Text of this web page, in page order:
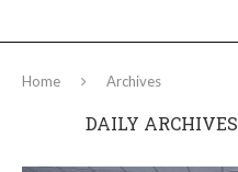
Home Archives
DAILY ARCHIVES